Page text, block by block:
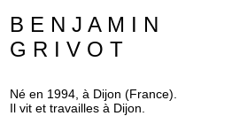
B E N J A M I N
G R I V O T
Né en 1994, à Dijon (France).
Il vit et travailles à Dijon.